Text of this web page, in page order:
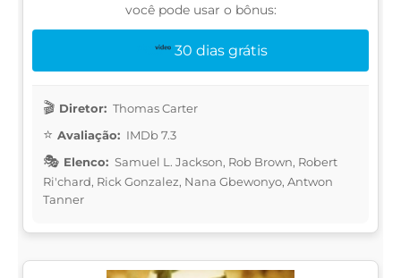
você pode usar o bônus:
30 dias grátis
Diretor: Thomas Carter
Avaliação: IMDb 7.3
Elenco: Samuel L. Jackson, Rob Brown, Robert
Ri'chard, Rick Gonzalez, Nana Gbewonyo, Antwon
Tanner